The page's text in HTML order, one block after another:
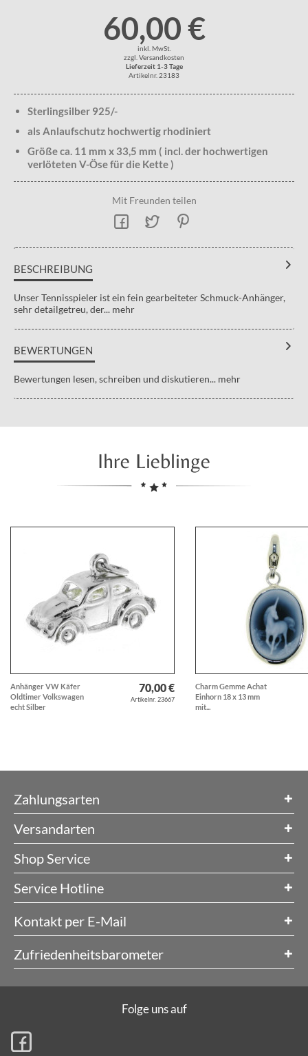
60,00 €
inkl. MwSt.
zzgl. Versandkosten
Lieferzeit 1-3 Tage
Artikelnr. 23183
Sterlingsilber 925/-
als Anlaufschutz hochwertig rhodiniert
Größe ca. 11 mm x 33,5 mm ( incl. der hochwertigen
verlöteten V-Öse für die Kette )
Mit Freunden teilen
BESCHREIBUNG
Unser Tennisspieler ist ein fein gearbeiteter Schmuck-Anhänger,
sehr detailgetreu, der... mehr
BEWERTUNGEN
Bewertungen lesen, schreiben und diskutieren... mehr
Ihre Lieblinge
Anhänger VW Käfer
Oldtimer Volkswagen
echt Silber
70,00 €
Artikelnr. 23667
Charm Gemme Achat
Einhorn 18 x 13 mm
mit...
Zahlungsarten
Versandarten
Shop Service
Service Hotline
Kontakt per E-Mail
Zufriedenheitsbarometer
Folge uns auf